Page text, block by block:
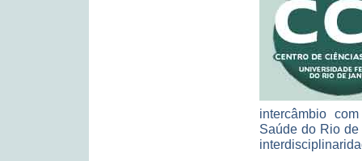
intercâmbio
Saúde do Rio